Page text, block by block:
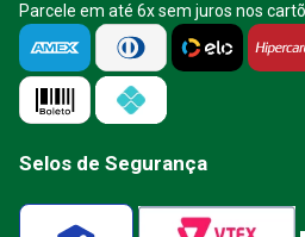
Parcele em até 6x sem juros nos
Selos de Segurança